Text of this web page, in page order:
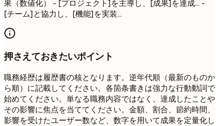
果（数値化） - [プロジェクト]を主導し、[成果]を達成... -
[チーム]と協力し、[機能]を実装...
押さえておきたいポイント
職務経歴は履歴書の核となります。逆年代順（最新のものか
ら順）に記載してください。各箇条書きは強力な行動動詞で
始めてください。単なる職務内容ではなく、達成したことや
その影響に焦点を当ててください。金額、割合、節約時間、
影響を受けたユーザー数など、数字を用いて成果を定量化し